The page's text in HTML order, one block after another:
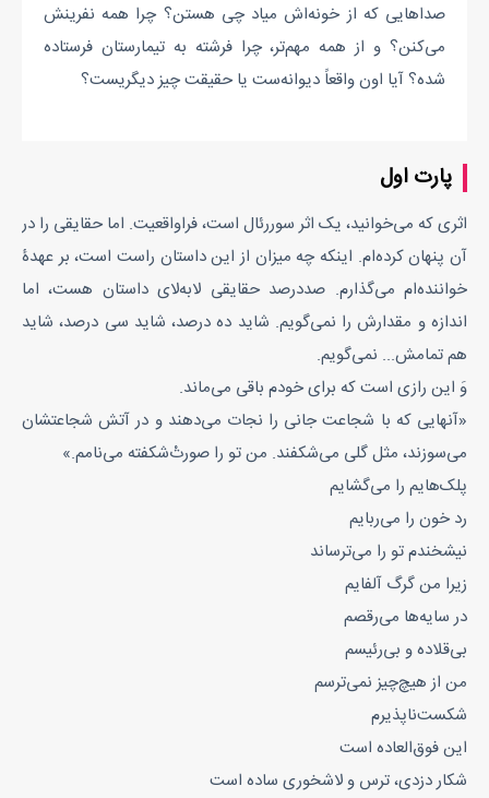
صداهایی که از خونه‌اش میاد چی هستن؟ چرا همه نفرینش
می‌کنن؟ و از همه مهم‌تر، چرا فرشته به تیمارستان فرستاده
شده؟ آیا اون واقعاً دیوانه‌ست یا حقیقت چیز دیگریست؟
پارت اول
اثری که می‌خوانید، یک اثر سوررئال است، فراواقعیت. اما حقایقی را در
آن پنهان کرده‌ام. اینکه چه میزان از این داستان راست است، بر عهدۀ
خواننده‌ام می‌گذارم. صد‌در‌صد حقایقی لا‌به‌لای داستان هست، اما
اندازه‌ و مقدارش را نمی‌گویم. شاید ده درصد، شاید سی درصد، شاید
هم تمامش... نمی‌گویم.
وَ این‌ رازی‌ است که برای خودم باقی می‌ماند.
«آنهایی که با شجاعت جانی را نجات می‌دهند و در آتش شجاعتشان
می‌سوزند، مثل گلی می‌شکفند. من تو را صورتْ‌شکفته می‌نامم.»
پلک‌هایم را می‌گشایم
رد خون را می‌ربایم
نیشخندم تو را می‌ترساند
زیرا من گرگ آلفایم
در سایه‌ها می‌رقصم
بی‌قلاده و بی‌رئیسم
من از هیچ‌چیز نمی‌ترسم
شکست‌ناپذیرم
این فوق‌العاده است
شکار دزدی، ترس و لاشخوری ساده است